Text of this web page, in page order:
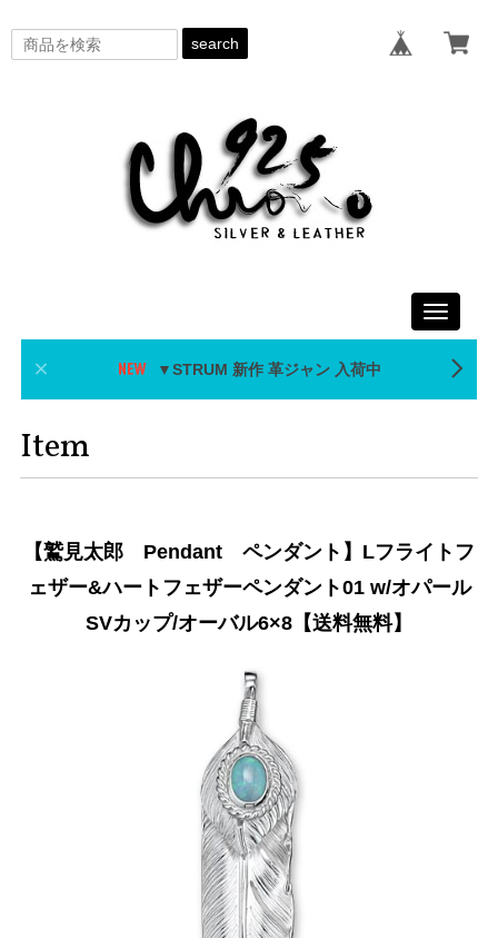
search
Toggle
▼STRUM 新作 革ジャン 入荷中
Item
【鷲見太郎 Pendant ペンダント】Lフライトフ
ェザー&ハートフェザーペンダント01 w/オパール
SVカップ/オーバル6×8【送料無料】